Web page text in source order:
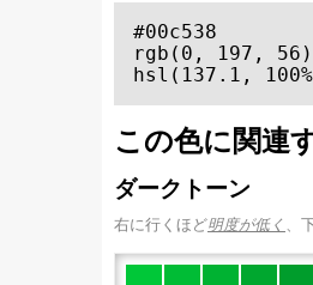
#00c538
rgb(0, 197, 56)
hsl(137.1,
この色に関連
ダークトーン
右に行くほど明度が低く 、